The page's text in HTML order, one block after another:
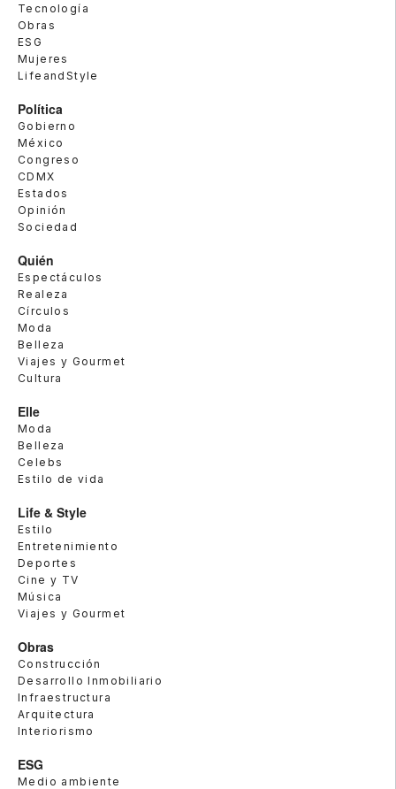
Tecnología
Obras
ESG
Mujeres
LifeandStyle
Política
Gobierno
México
Congreso
CDMX
Estados
Opinión
Sociedad
Quién
Espectáculos
Realeza
Círculos
Moda
Belleza
Viajes y Gourmet
Cultura
Elle
Moda
Belleza
Celebs
Estilo de vida
Life & Style
Estilo
Entretenimiento
Deportes
Cine y TV
Música
Viajes y Gourmet
Obras
Construcción
Desarrollo Inmobiliario
Infraestructura
Arquitectura
Interiorismo
ESG
Medio ambiente